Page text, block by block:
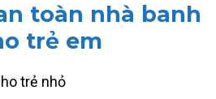
toàn nhà banh
trẻ em
trẻ nhỏ